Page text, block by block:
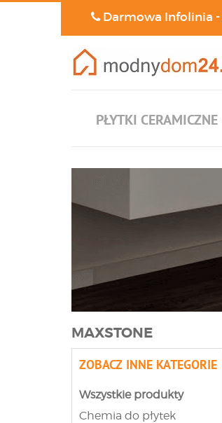
Darmowa Infolinia -
PŁYTKI CERAMICZNE
MAXSTONE
ZOBACZ INNE KATEGORIE
Wszystkie produkty
Chemia do płytek